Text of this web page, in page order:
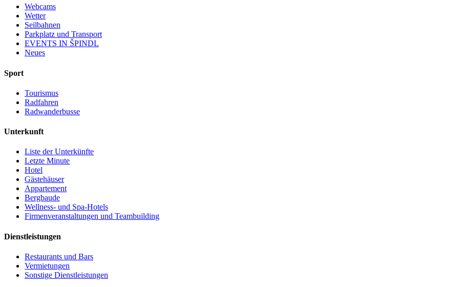
Webcams
Wetter
Seilbahnen
Parkplatz und Transport
EVENTS IN ŠPINDL
Neues
Sport
Tourismus
Radfahren
Radwanderbusse
Unterkunft
Liste der Unterkünfte
Letzte Minute
Hotel
Gästehäuser
Appartement
Bergbaude
Wellness- und Spa-Hotels
Firmenveranstaltungen und Teambuilding
Dienstleistungen
Restaurants und Bars
Vermietungen
Sonstige Dienstleistungen